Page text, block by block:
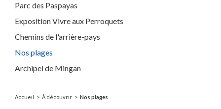
Parc des Paspayas
Exposition Vivre aux Perroquets
Chemins de l'arrière-pays
Nos plages
Archipel de Mingan
Accueil À découvrir Nos plages